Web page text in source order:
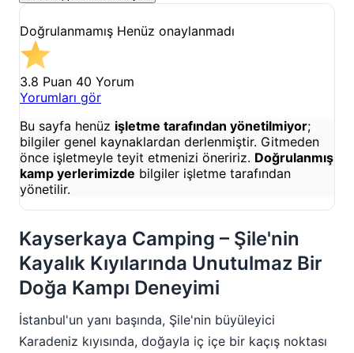
Doğrulanmamış Henüz onaylanmadı
3.8 Puan 40 Yorum
Yorumları gör
Bu sayfa henüz işletme tarafından yönetilmiyor;
bilgiler genel kaynaklardan derlenmiştir. Gitmeden
önce işletmeyle teyit etmenizi öneririz. Doğrulanmış
kamp yerlerimizde bilgiler işletme tarafından
yönetilir.
Kayserkaya Camping – Şile'nin
Kayalık Kıyılarında Unutulmaz Bir
Doğa Kampı Deneyimi
İstanbul'un yanı başında, Şile'nin büyüleyici
Karadeniz kıyısında, doğayla iç içe bir kaçış noktası